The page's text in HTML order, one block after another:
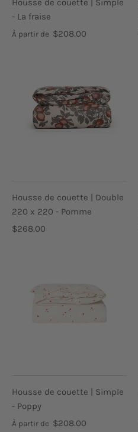
Housse de couette | Simple
- La fraise
À partir de $208.00
Housse de couette | Double
220 x 220 - Pomme
$268.00
Housse de couette | Simple
- Poppy
À partir de $208.00